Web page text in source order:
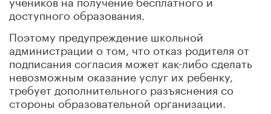
доступного образования.
Поэтому предупреждение школьной
администрации о том, что отказ родителя от
подписания согласия может как-либо сделать
невозможным оказание услуг их ребенку,
требует дополнительного разъяснения со
стороны образовательной организации.